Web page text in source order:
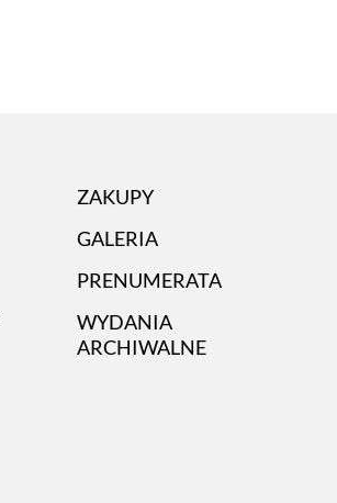
ZAKUPY
GALERIA
PRENUMERATA
WYDANIA
ARCHIWALNE